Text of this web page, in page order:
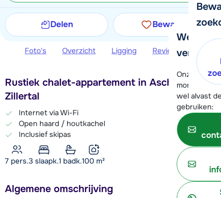
We
verder!
Onze
moment
wel alvast
gebruiken:
Delen Bewaren
Foto's Overzicht Ligging Reviews
Rustiek chalet-appartement in Aschau im
Zillertal
Internet via Wi-Fi
Open haard / houtkachel
Inclusief skipas
7 pers.3 slaapk.1 badk.100 m²
Algemene omschrijving